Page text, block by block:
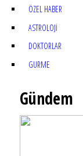
ÖZEL HABER
ASTROLOJİ
DOKTORLAR
GURME
Gündem